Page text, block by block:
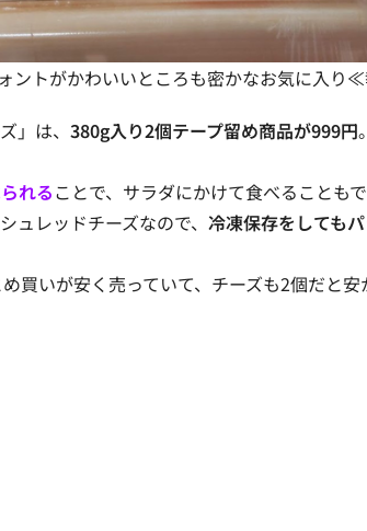
ントがかわいいところも密かなお気に入り
」は、 380g入り2個テープ留め商品が999円。
れることで、サラダにかけて食べることもで
ュレッドチーズなので、 冷凍保存をしても
買いが安く売っていて、チーズも2個だと